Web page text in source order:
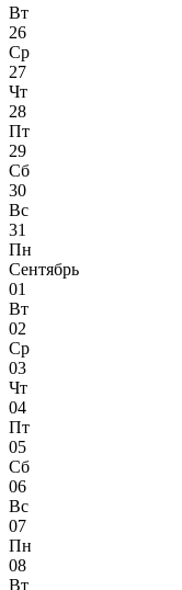
Вт
26
Ср
27
Чт
28
Пт
29
Сб
30
Вс
31
Пн
Сентябрь
01
Вт
02
Ср
03
Чт
04
Пт
05
Сб
06
Вс
07
Пн
08
Вт